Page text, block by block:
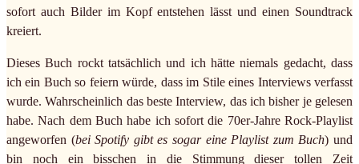
sofort auch Bilder im Kopf entstehen lässt und einen Soundtrack
kreiert.
Dieses Buch rockt tatsächlich und ich hätte niemals gedacht, dass
ich ein Buch so feiern würde, dass im Stile eines Interviews verfasst
wurde. Wahrscheinlich das beste Interview, das ich bisher je gelesen
habe. Nach dem Buch habe ich sofort die 70er-Jahre Rock-Playlist
angeworfen (bei Spotify gibt es sogar eine Playlist zum Buch) und
bin noch ein bisschen in die Stimmung dieser tollen Zeit